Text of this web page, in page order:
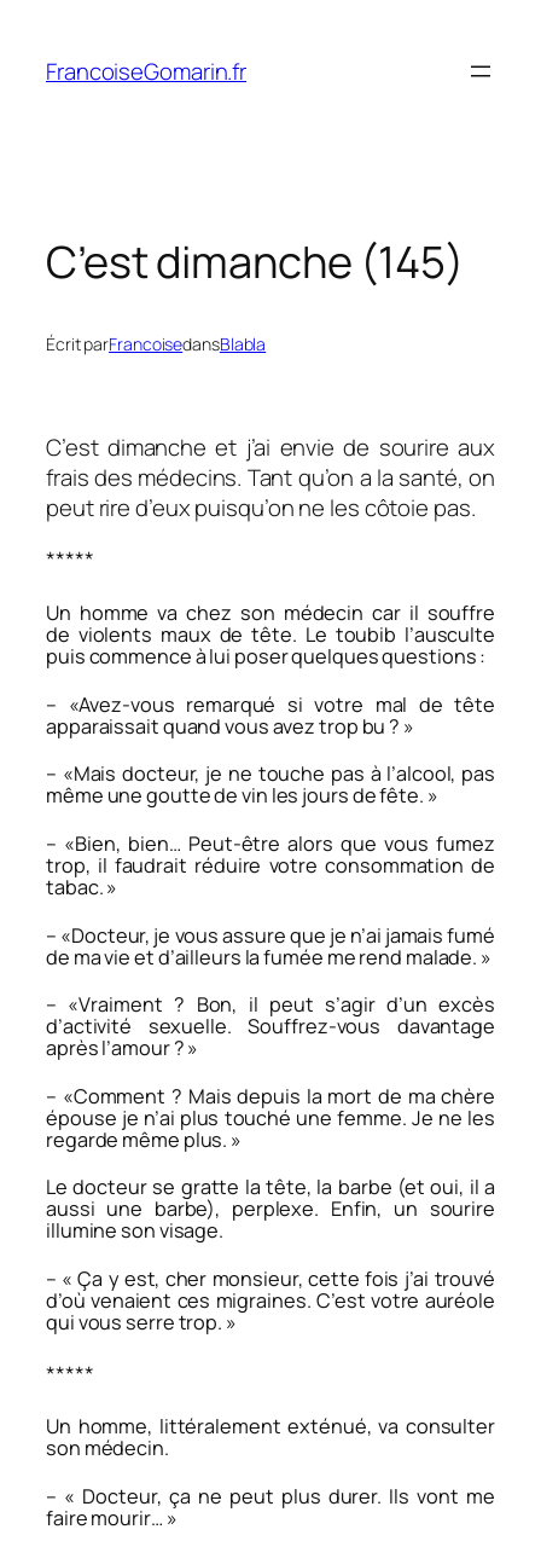
contenu
FrancoiseGomarin.fr
C’est dimanche (145)
Écrit parFrancoisedansBlabla
C’est dimanche et j’ai envie de sourire aux
frais des médecins. Tant qu’on a la santé, on
peut rire d’eux puisqu’on ne les côtoie pas.
*****
Un homme va chez son médecin car il souffre
de violents maux de tête. Le toubib l’ausculte
puis commence à lui poser quelques questions :
– «Avez-vous remarqué si votre mal de tête
apparaissait quand vous avez trop bu ? »
– «Mais docteur, je ne touche pas à l’alcool, pas
même une goutte de vin les jours de fête. »
– «Bien, bien… Peut-être alors que vous fumez
trop, il faudrait réduire votre consommation de
tabac. »
– «Docteur, je vous assure que je n’ai jamais fumé
de ma vie et d’ailleurs la fumée me rend malade. »
– «Vraiment ? Bon, il peut s’agir d’un excès
d’activité sexuelle. Souffrez-vous davantage
après l’amour ? »
– «Comment ? Mais depuis la mort de ma chère
épouse je n’ai plus touché une femme. Je ne les
regarde même plus. »
Le docteur se gratte la tête, la barbe (et oui, il a
aussi une barbe), perplexe. Enfin, un sourire
illumine son visage.
– « Ça y est, cher monsieur, cette fois j’ai trouvé
d’où venaient ces migraines. C’est votre auréole
qui vous serre trop. »
*****
Un homme, littéralement exténué, va consulter
son médecin.
– « Docteur, ça ne peut plus durer. Ils vont me
faire mourir… »